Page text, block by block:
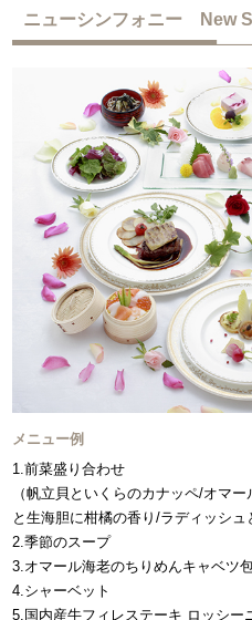
ニューシンフォニー New
メニュー例
1.前菜盛り合わせ
（帆立貝といくらのカナッペ/オマ
と生海胆に柑橘の香り/ラディッシュ
2.季節のスープ
3.オマール海老のちりめんキャベツ
4.シャーベット
5.国内産牛フィレステーキ ロッシー